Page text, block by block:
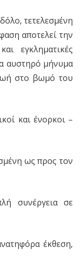
τετελεσμένη
αποτελεί την
εγκληματικές
αυστηρό μήνυμα
στο βωμό του
και ένορκοι –
ως προς τον
συνέργεια σε
έκθεση,